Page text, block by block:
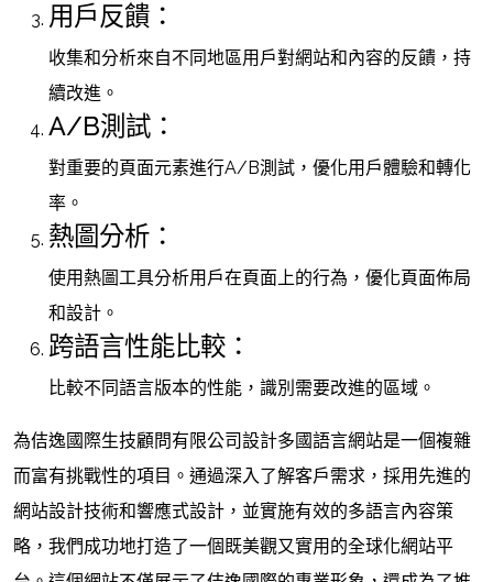
用戶反饋：
收集和分析來自不同地區用戶對網站和內容的反饋，持
續改進。
A/B測試：
對重要的頁面元素進行A/B測試，優化用戶體驗和轉化
率。
熱圖分析：
使用熱圖工具分析用戶在頁面上的行為，優化頁面佈局
和設計。
跨語言性能比較：
比較不同語言版本的性能，識別需要改進的區域。
為佶逸國際生技顧問有限公司設計多國語言網站是一個複雜
而富有挑戰性的項目。通過深入了解客戶需求，採用先進的
網站設計技術和響應式設計，並實施有效的多語言內容策
略，我們成功地打造了一個既美觀又實用的全球化網站平